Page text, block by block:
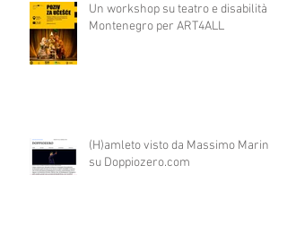
Un workshop su teatro e disabilità in
Montenegro per ART4ALL
(H)amleto visto da Massimo Marino
su Doppiozero.com